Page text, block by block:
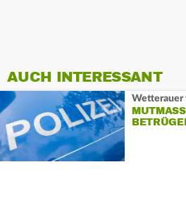
AUCH INTERESSANT
Wetterauer